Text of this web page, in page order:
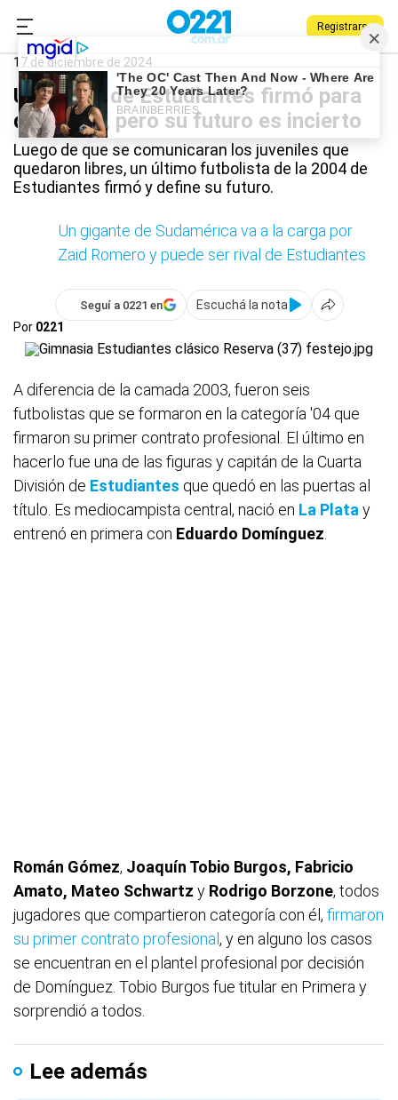
Registrarse
0221.com.ar Deportes
17 de diciembre de 2024
Un juvenil de Estudiantes firmó para
quedarse, pero su futuro es incierto
Luego de que se comunicaran los juveniles que
quedaron libres, un último futbolista de la 2004 de
Estudiantes firmó y define su futuro.
Un gigante de Sudamérica va a la carga por
Zaid Romero y puede ser rival de Estudiantes
Seguí a 0221 en
Escuchá la nota
Por 0221
A diferencia de la camada 2003, fueron seis
futbolistas que se formaron en la categoría '04 que
firmaron su primer contrato profesional. El último en
hacerlo fue una de las figuras y capitán de la Cuarta
División de Estudiantes que quedó en las puertas al
título. Es mediocampista central, nació en La Plata y
entrenó en primera con Eduardo Domínguez
Román Gómez, Joaquín Tobio Burgos, Fabricio
Amato, Mateo Schwartz y Rodrigo Borzone, todos
jugadores que compartieron categoría con él, firmaron
su primer contrato profesional , y en alguno los casos
se encuentran en el plantel profesional por decisión
de Domínguez. Tobio Burgos fue titular en Primera y
sorprendió a todos.
Lee además